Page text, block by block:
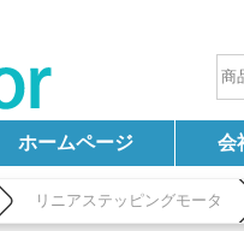
ホームページ 会
リニアステッピングモータ